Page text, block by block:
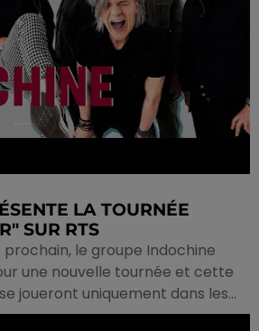
LA TOURNÉE
SUR RTS
prochain, le groupe Indochine
une nouvelle tournée et cette
joueront uniquement dans les...